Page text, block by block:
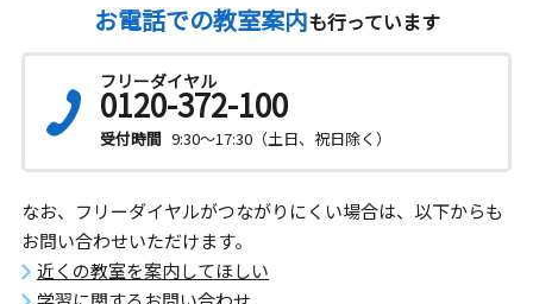
お電話での教室案内も行っています
フリーダイヤル
0120-372-100
受付時間 9:30～17:30（土日、祝日除く）
なお、フリーダイヤルがつながりにくい場合は、以下からも
お問い合わせいただけます。
近くの教室を案内してほしい